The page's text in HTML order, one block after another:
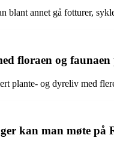
blant annet gå fotturer,
floraen og faunaen
plante- og dyreliv med
kan man møte på